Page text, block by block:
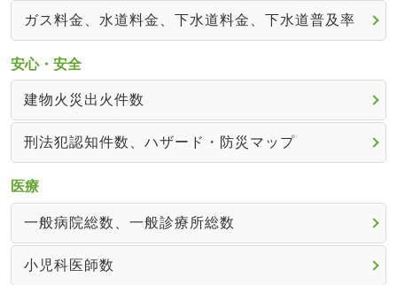
ガス料金、水道料金、下水道料金、下水道普及率
安心・安全
建物火災出火件数
刑法犯認知件数、ハザード・防災マップ
医療
一般病院総数、一般診療所総数
小児科医師数